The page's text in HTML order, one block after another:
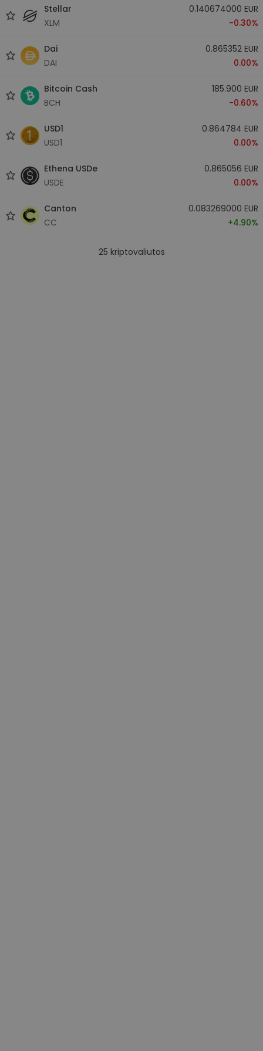
Stellar
XLM
0.140674000 EUR
-0.30%
Dai
DAI
0.865352 EUR
0.00%
Bitcoin Cash
BCH
185.900 EUR
-0.60%
USD1
USD1
0.864784 EUR
0.00%
Ethena USDe
USDE
0.865056 EUR
0.00%
Canton
CC
0.083269000 EUR
+4.90%
25 kriptovaliutos